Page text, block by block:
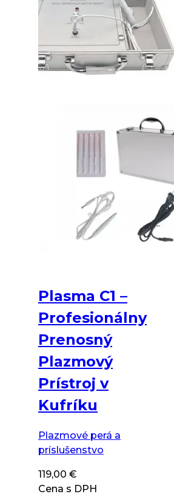
Plasma C1 –
Profesionálny
Prenosný
Plazmový
Prístroj v
Kufríku
Plazmové perá a
príslušenstvo
119,00 €
Cena s DPH